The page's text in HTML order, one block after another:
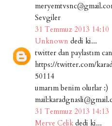
Sevgiler
31 Temmuz 2013 14:10
Unknown dedi ki...
twitter dan paylastım
https://twitter.com/
50114
umarım benim olurlar :)
31 Temmuz 2013 14:13
Merve Çelikdedi ki...